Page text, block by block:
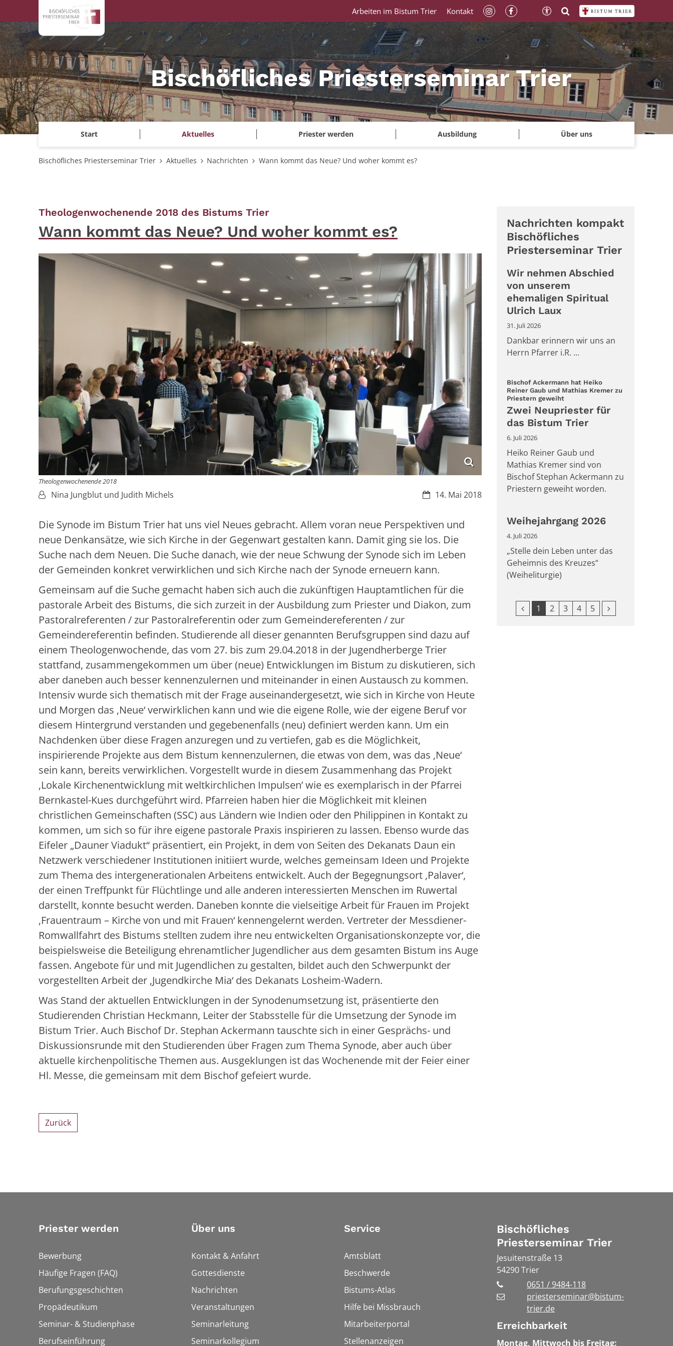
Zum Inhalt springen
Bischöfliches Priesterseminar Trier
Start Aktuelles Priester werden Ausbildung Über uns
Arbeiten im Bistum Trier Kontakt
Bischöfliches Priesterseminar Trier Aktuelles Nachrichten Wann kommt das Neue? Und woher kommt es?
Theologenwochenende 2018 des Bistums Trier:
Wann kommt das Neue? Und woher kommt es?
Theologenwochenende 2018
Datum:14. Mai 2018
Von:Nina Jungblut und Judith Michels
Die Synode im Bistum Trier hat uns viel Neues gebracht. Allem voran neue Perspektiven und
neue Denkansätze, wie sich Kirche in der Gegenwart gestalten kann. Damit ging sie los. Die
Suche nach dem Neuen. Die Suche danach, wie der neue Schwung der Synode sich im Leben
der Gemeinden konkret verwirklichen und sich Kirche nach der Synode erneuern kann.
Gemeinsam auf die Suche gemacht haben sich auch die zukünftigen Hauptamtlichen für die
pastorale Arbeit des Bistums, die sich zurzeit in der Ausbildung zum Priester und Diakon, zum
Pastoralreferenten / zur Pastoralreferentin oder zum Gemeindereferenten / zur
Gemeindereferentin befinden. Studierende all dieser genannten Berufsgruppen sind dazu auf
einem Theologenwochende, das vom 27. bis zum 29.04.2018 in der Jugendherberge Trier
stattfand, zusammengekommen um über (neue) Entwicklungen im Bistum zu diskutieren, sich
aber daneben auch besser kennenzulernen und miteinander in einen Austausch zu kommen.
Intensiv wurde sich thematisch mit der Frage auseinandergesetzt, wie sich in Kirche von Heute
und Morgen das ‚Neue‘ verwirklichen kann und wie die eigene Rolle, wie der eigene Beruf vor
diesem Hintergrund verstanden und gegebenenfalls (neu) definiert werden kann. Um ein
Nachdenken über diese Fragen anzuregen und zu vertiefen, gab es die Möglichkeit,
inspirierende Projekte aus dem Bistum kennenzulernen, die etwas von dem, was das ‚Neue‘
sein kann, bereits verwirklichen. Vorgestellt wurde in diesem Zusammenhang das Projekt
‚Lokale Kirchenentwicklung mit weltkirchlichen Impulsen’ wie es exemplarisch in der Pfarrei
Bernkastel-Kues durchgeführt wird. Pfarreien haben hier die Möglichkeit mit kleinen
christlichen Gemeinschaften (SSC) aus Ländern wie Indien oder den Philippinen in Kontakt zu
kommen, um sich so für ihre eigene pastorale Praxis inspirieren zu lassen. Ebenso wurde das
Eifeler „Dauner Viadukt“ präsentiert, ein Projekt, in dem von Seiten des Dekanats Daun ein
Netzwerk verschiedener Institutionen initiiert wurde, welches gemeinsam Ideen und Projekte
zum Thema des intergenerationalen Arbeitens entwickelt. Auch der Begegnungsort ‚Palaver‘,
der einen Treffpunkt für Flüchtlinge und alle anderen interessierten Menschen im Ruwertal
darstellt, konnte besucht werden. Daneben konnte die vielseitige Arbeit für Frauen im Projekt
‚Frauentraum – Kirche von und mit Frauen‘ kennengelernt werden. Vertreter der Messdiener-
Romwallfahrt des Bistums stellten zudem ihre neu entwickelten Organisationskonzepte vor, die
beispielsweise die Beteiligung ehrenamtlicher Jugendlicher aus dem gesamten Bistum ins Auge
fassen. Angebote für und mit Jugendlichen zu gestalten, bildet auch den Schwerpunkt der
vorgestellten Arbeit der ‚Jugendkirche Mia‘ des Dekanats Losheim-Wadern.
Was Stand der aktuellen Entwicklungen in der Synodenumsetzung ist, präsentierte den
Studierenden Christian Heckmann, Leiter der Stabsstelle für die Umsetzung der Synode im
Bistum Trier. Auch Bischof Dr. Stephan Ackermann tauschte sich in einer Gesprächs- und
Diskussionsrunde mit den Studierenden über Fragen zum Thema Synode, aber auch über
aktuelle kirchenpolitische Themen aus. Ausgeklungen ist das Wochenende mit der Feier einer
Hl. Messe, die gemeinsam mit dem Bischof gefeiert wurde.
Zurück
Nachrichten kompakt
Bischöfliches
Priesterseminar Trier
Wir nehmen Abschied
von unserem
ehemaligen Spiritual
Ulrich Laux
31. Juli 2026
Dankbar erinnern wir uns an
Herrn Pfarrer i.R. ...
Bischof Ackermann hat Heiko
Reiner Gaub und Mathias Kremer zu
Priestern geweiht:
Zwei Neupriester für
das Bistum Trier
6. Juli 2026
Heiko Reiner Gaub und
Mathias Kremer sind von
Bischof Stephan Ackermann zu
Priestern geweiht worden.
Weihejahrgang 2026
4. Juli 2026
„Stelle dein Leben unter das
Geheimnis des Kreuzes“
(Weiheliturgie)
Vorherige Seite
1 2 3 4 5 Nächste Seite
Priester werden
Bewerbung
Häufige Fragen (FAQ)
Berufungsgeschichten
Propädeutikum
Seminar- & Studienphase
Berufseinführung
Über uns
Kontakt & Anfahrt
Gottesdienste
Nachrichten
Veranstaltungen
Seminarleitung
Seminarkollegium
Service
Amtsblatt
Beschwerde
Bistums-Atlas
Hilfe bei Missbrauch
Mitarbeiterportal
Stellenanzeigen
Bischöfliches
Priesterseminar Trier
Jesuitenstraße 13
54290Trier
0651 / 9484-118
priesterseminar@bistum-
trier.de
Erreichbarkeit
Montag, Mittwoch bis Freitag: